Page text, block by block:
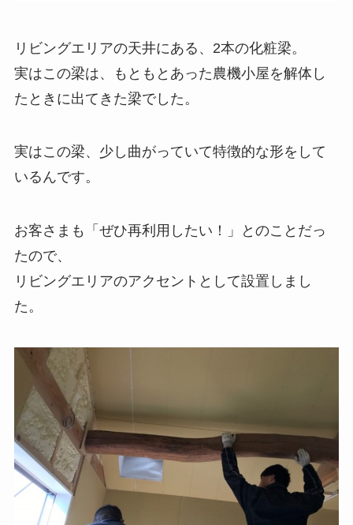
リビングエリアの天井にある、2本の化粧梁。
実はこの梁は、もともとあった農機小屋を解体し
たときに出てきた梁でした。
実はこの梁、少し曲がっていて特徴的な形をして
いるんです。
お客さまも「ぜひ再利用したい！」とのことだっ
たので、
リビングエリアのアクセントとして設置しまし
た。